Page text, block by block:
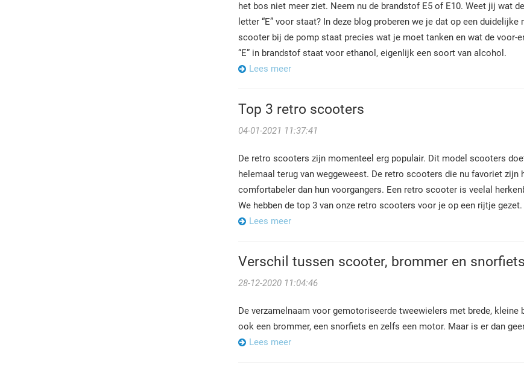
het bos niet meer ziet. Neem nu de brandstof E5 of E10. Weet jij wat
letter “E” voor staat? In deze blog proberen we je dat op een
scooter bij de pomp staat precies wat je moet tanken en wat de voor-
“E” in brandstof staat voor ethanol, eigenlijk een soort van alcohol.
Lees meer
Top 3 retro scooters
04-01-2021 11:37:41
De retro scooters zijn momenteel erg populair. Dit model scooters
helemaal terug van weggeweest. De retro scooters die nu favoriet
comfortabeler dan hun voorgangers. Een retro scooter is veelal
We hebben de top 3 van onze retro scooters voor je op een rijtje gezet.
Lees meer
Verschil tussen scooter, brommer en snorfiets
28-12-2020 11:04:46
De verzamelnaam voor gemotoriseerde tweewielers met brede, kleine
ook een brommer, een snorfiets en zelfs een motor. Maar is er dan
Lees meer